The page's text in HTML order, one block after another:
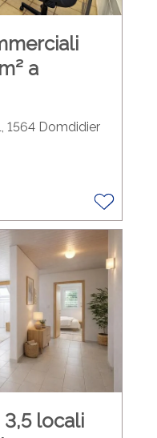
a
1564 Domdidier
locali